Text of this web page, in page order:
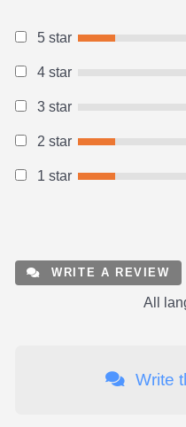
5 star
4 star
3 star
2 star
1 star
WRITE A REVIEW
All
Write